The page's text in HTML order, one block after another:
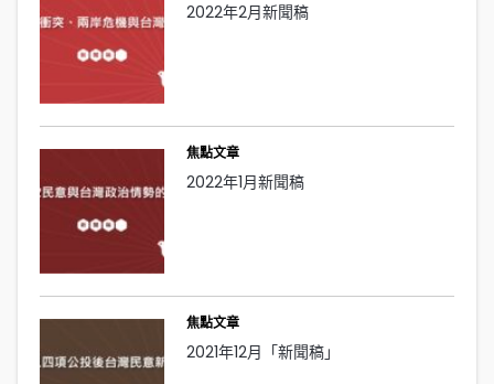
2022年2月新聞稿
焦點文章
2022年1月新聞稿
焦點文章
2021年12月「新聞稿」